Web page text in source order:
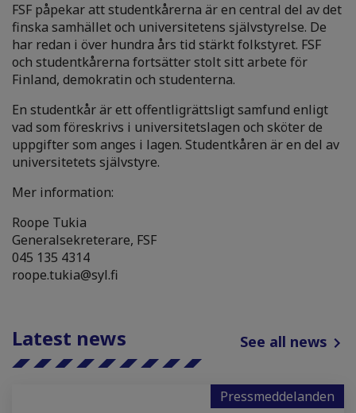
FSF påpekar att studentkårerna är en central del av det
finska samhället och universitetens självstyrelse. De
har redan i över hundra års tid stärkt folkstyret. FSF
och studentkårerna fortsätter stolt sitt arbete för
Finland, demokratin och studenterna.
En studentkår är ett offentligrättsligt samfund enligt
vad som föreskrivs i universitetslagen och sköter de
uppgifter som anges i lagen. Studentkåren är en del av
universitetets självstyre.
Mer information:
Roope Tukia
Generalsekreterare, FSF
045 135 4314
roope.tukia@syl.fi
Latest news See all news
Pressmeddelanden